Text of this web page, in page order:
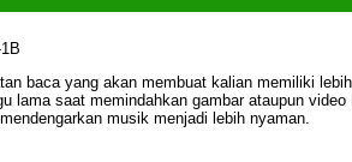
baca yang akan membuat kalian memiliki
lama saat memindahkan gambar ataupun
musik menjadi lebih nyaman.